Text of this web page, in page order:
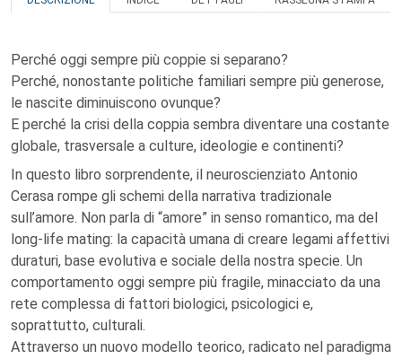
Perché oggi sempre più coppie si separano?
Perché, nonostante politiche familiari sempre più generose,
le nascite diminuiscono ovunque?
E perché la crisi della coppia sembra diventare una costante
globale, trasversale a culture, ideologie e continenti?
In questo libro sorprendente, il neuroscienziato Antonio
Cerasa rompe gli schemi della narrativa tradizionale
sull’amore. Non parla di “amore” in senso romantico, ma del
long-life mating: la capacità umana di creare legami affettivi
duraturi, base evolutiva e sociale della nostra specie. Un
comportamento oggi sempre più fragile, minacciato da una
rete complessa di fattori biologici, psicologici e,
soprattutto, culturali.
Attraverso un nuovo modello teorico, radicato nel paradigma